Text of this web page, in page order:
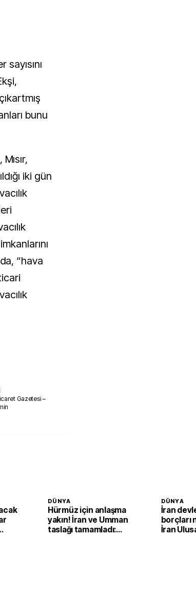
bunu
iki gün
“hava
Gazetesi –
DÜNYA
Hürmüz için anlaşma
yakın! İran ve Umman
taslağı tamamladı:
DÜNYA
İran
borçları
İran